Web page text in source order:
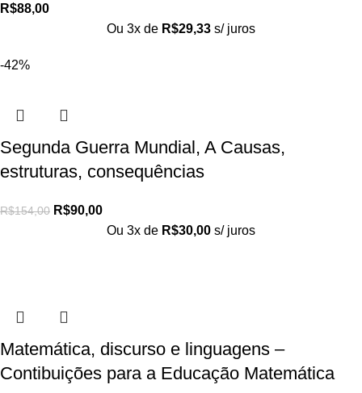
R$88,00
Ou 3x de R$29,33 s/ juros
-42%
Segunda Guerra Mundial, A Causas,
estruturas, consequências
R$154,00 R$90,00
Ou 3x de R$30,00 s/ juros
Matemática, discurso e linguagens –
Contibuições para a Educação Matemática